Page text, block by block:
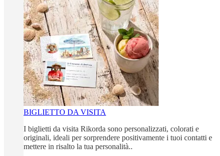
BIGLIETTO DA VISITA
I biglietti da visita Rikorda sono personalizzati, colorati e
originali, ideali per sorprendere positivamente i tuoi contatti e
mettere in risalto la tua personalità..